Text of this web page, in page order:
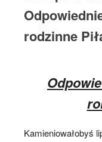
rodzinne
Kamieniowałobyś